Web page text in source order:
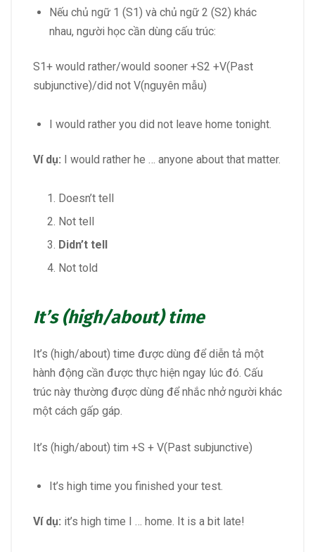
Nếu chủ ngữ 1 (S1) và chủ ngữ 2 (S2) khác
nhau, người học cần dùng cấu trúc:
S1+ would rather/would sooner +S2 +V(Past
subjunctive)/did not V(nguyên mẫu)
I would rather you did not leave home tonight.
Ví dụ: I would rather he … anyone about that matter.
Doesn’t tell
Not tell
Didn’t tell
Not told
It’s (high/about) time
It’s (high/about) time được dùng để diễn tả một
hành động cần được thực hiện ngay lúc đó. Cấu
trúc này thường được dùng để nhắc nhở người khác
một cách gấp gáp.
It’s (high/about) tim +S + V(Past subjunctive)
It’s high time you finished your test.
Ví dụ: it’s high time I … home. It is a bit late!